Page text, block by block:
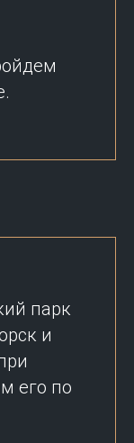
парк
и
его по